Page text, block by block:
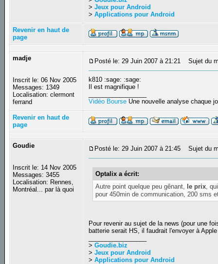
>Jeux pour Android
>Applications pour Android
Revenir en haut de
page
madje
Inscrit le: 06 Nov 2005
Messages: 1349
Localisation: clermont
ferrand
Posté le: 29 Juin 2007 à 21:21 Sujet du
k810 :sage: :sage:
Il est magnifique !
Vidéo Bourse Une nouvelle analyse chaque
Revenir en haut de
page
Goudie
Inscrit le: 14 Nov 2005
Messages: 3455
Localisation: Rennes,
Montréal... par là quoi
Posté le: 29 Juin 2007 à 21:45 Sujet du
Optalix a écrit:
Autre point quelque peu gênant,
le prix ,
pour 450min de communication, 200 sms
Pour revenir au sujet de la news (pour une
batterie serait HS, il faudrait l'envoyer à
>Goudie.biz
>Jeux pour Android
>Applications pour Android